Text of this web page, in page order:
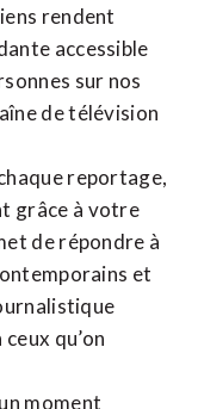
rendent
accessible
sur nos
de télévision
reportage,
grâce à votre
de répondre à
et
qu’on
moment